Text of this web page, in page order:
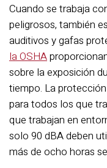
Cuando se trabaja
peligrosos, también
auditivos y gafas
la OSHA
sobre la exposición
tiempo. La
para todos los que
que trabajan en
solo 90 dBA deben
más de ocho horas